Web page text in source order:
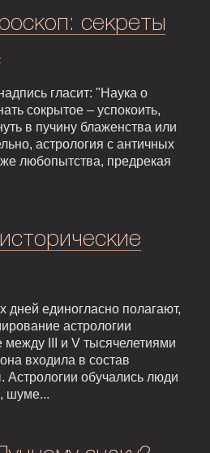
секреты
гласит: "Наука о
сокрытое – успокоить,
в пучину блаженства или
астрология с античных
любопытства, предрекая
дней единогласно полагают,
астрологии
между III и V тысячелетиями
входила в состав
Астрологии обучались люди
шуме...